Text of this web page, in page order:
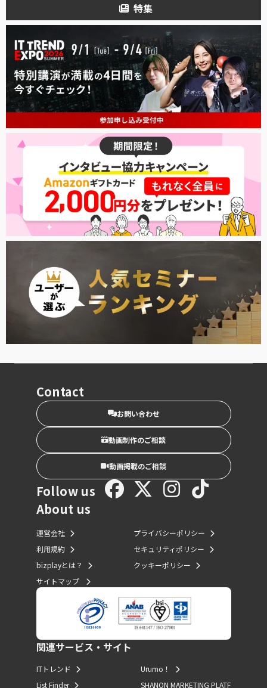
特集
Contact
お問い合わせ
動画制作のご相談
動画掲載のご相談
Follow us
About us
運営会社
利用規約
bizplayとは？
サイトマップ
プライバシーポリシー
セキュリティポリシー
クッキーポリシー
関連サービス・サイト
ITトレンド
List Finder
Urumo！
SHANON MARKETING PLATF